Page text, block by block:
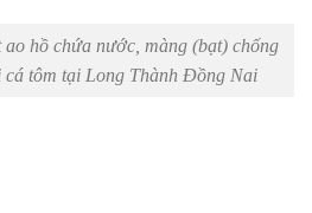
hồ chứa nước, màng (bạt) chống
tôm tại Long Thành Đồng Nai